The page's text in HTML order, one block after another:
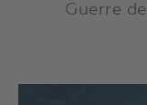
Guerre